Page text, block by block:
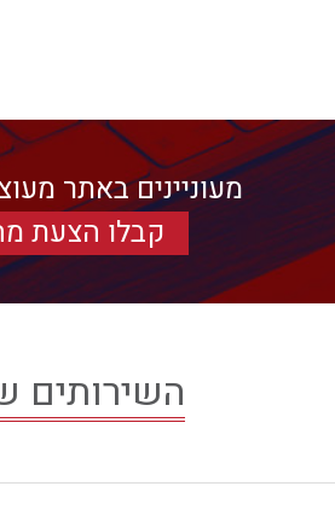
מעוניינים באתר
קבלו הצעת
השירותים